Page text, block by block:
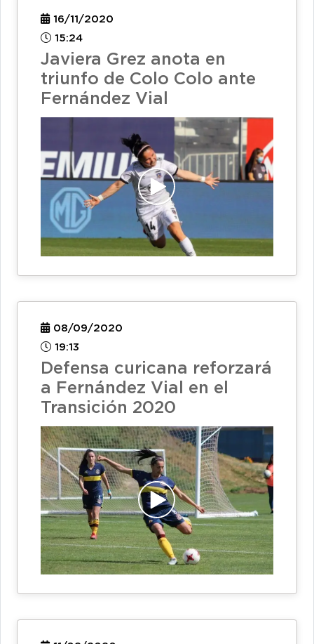
16/11/2020
15:24
Javiera Grez anota en
triunfo de Colo Colo ante
Fernández Vial
08/09/2020
19:13
Defensa curicana reforzará
a Fernández Vial en el
Transición 2020